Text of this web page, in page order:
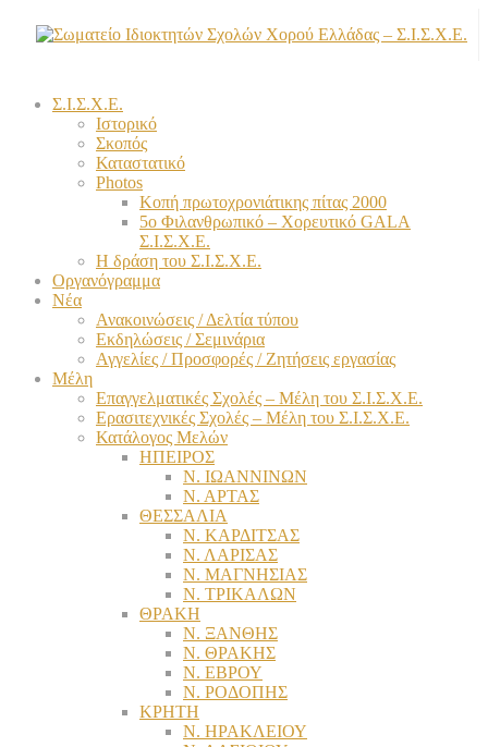
Σ.Ι.Σ.Χ.Ε.
Ιστορικό
Σκοπός
Καταστατικό
Photos
Κοπή πρωτοχρονιάτικης πίτας 2000
5ο Φιλανθρωπικό – Χορευτικό GALA
Σ.Ι.Σ.Χ.Ε.
Η δράση του Σ.Ι.Σ.Χ.Ε.
Οργανόγραμμα
Νέα
Ανακοινώσεις / Δελτία τύπου
Εκδηλώσεις / Σεμινάρια
Αγγελίες / Προσφορές / Ζητήσεις εργασίας
Μέλη
Επαγγελματικές Σχολές – Μέλη του Σ.Ι.Σ.Χ.Ε.
Ερασιτεχνικές Σχολές – Μέλη του Σ.Ι.Σ.Χ.Ε.
Κατάλογος Μελών
ΗΠΕΙΡΟΣ
Ν. ΙΩΑΝΝΙΝΩΝ
Ν. ΑΡΤΑΣ
ΘΕΣΣΑΛΙΑ
Ν. ΚΑΡΔΙΤΣΑΣ
Ν. ΛΑΡΙΣΑΣ
Ν. ΜΑΓΝΗΣΙΑΣ
Ν. ΤΡΙΚΑΛΩΝ
ΘΡΑΚΗ
Ν. ΞΑΝΘΗΣ
Ν. ΘΡΑΚΗΣ
Ν. ΕΒΡΟΥ
Ν. ΡΟΔΟΠΗΣ
ΚΡΗΤΗ
Ν. ΗΡΑΚΛΕΙΟΥ